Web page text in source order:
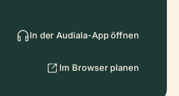
In der Audiala-App öffnen
Im Browser planen